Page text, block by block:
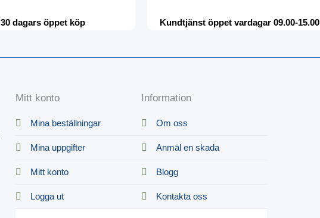
30 dagars öppet köp Kundtjänst öppet vardagar 09.00-15.00
Mitt konto
Mina beställningar
Mina uppgifter
Mitt konto
Logga ut
Information
Om oss
Anmäl en skada
Blogg
Kontakta oss